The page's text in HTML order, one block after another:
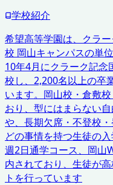
学校紹介
希望高等学園は、クラ
校 岡山キャンパスの単
10年4月にクラーク記念
校し、2,200名以上の卒
います。岡山校・倉敷
おり、型にはまらない
や、長期欠席・不登校
どの事情を持つ生徒の
週2日通学コース、岡山
内されており、生徒が
トを行っています